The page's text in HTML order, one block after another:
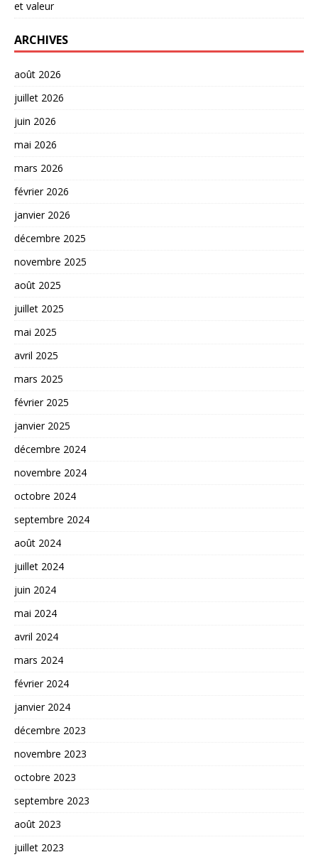
et valeur
ARCHIVES
août 2026
juillet 2026
juin 2026
mai 2026
mars 2026
février 2026
janvier 2026
décembre 2025
novembre 2025
août 2025
juillet 2025
mai 2025
avril 2025
mars 2025
février 2025
janvier 2025
décembre 2024
novembre 2024
octobre 2024
septembre 2024
août 2024
juillet 2024
juin 2024
mai 2024
avril 2024
mars 2024
février 2024
janvier 2024
décembre 2023
novembre 2023
octobre 2023
septembre 2023
août 2023
juillet 2023